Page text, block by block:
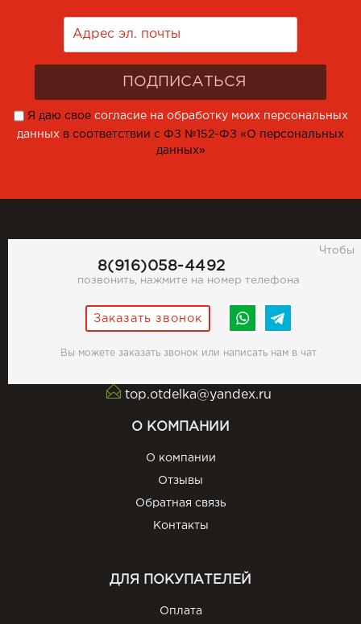
Я даю свое согласие на обработку моих персональных
данных в соответствии с ФЗ №152-ФЗ «О персональных
данных»
8(916)058-4492
Чтобы
позвонить, нажмите на номер телефона
Заказать звонок
Вы можете заказать звонок или написать нам в чат
top.otdelka@yandex.ru
О КОМПАНИИ
О компании
Отзывы
Обратная связь
Контакты
ДЛЯ ПОКУПАТЕЛЕЙ
Оплата